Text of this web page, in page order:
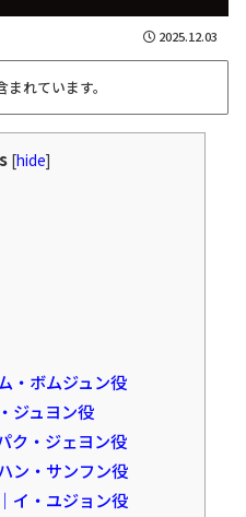
2025.12.03
れています。
[hide]
・ボムジュン役
ジュヨン役
ク・ジェヨン役
ン・サンフン役
イ・ユジョン役